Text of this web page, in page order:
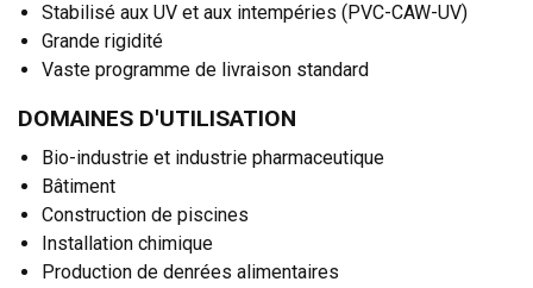
Stabilisé aux UV et aux intempéries (PVC-CAW-UV)
Grande rigidité
Vaste programme de livraison standard
DOMAINES D'UTILISATION
Bio-industrie et industrie pharmaceutique
Bâtiment
Construction de piscines
Installation chimique
Production de denrées alimentaires